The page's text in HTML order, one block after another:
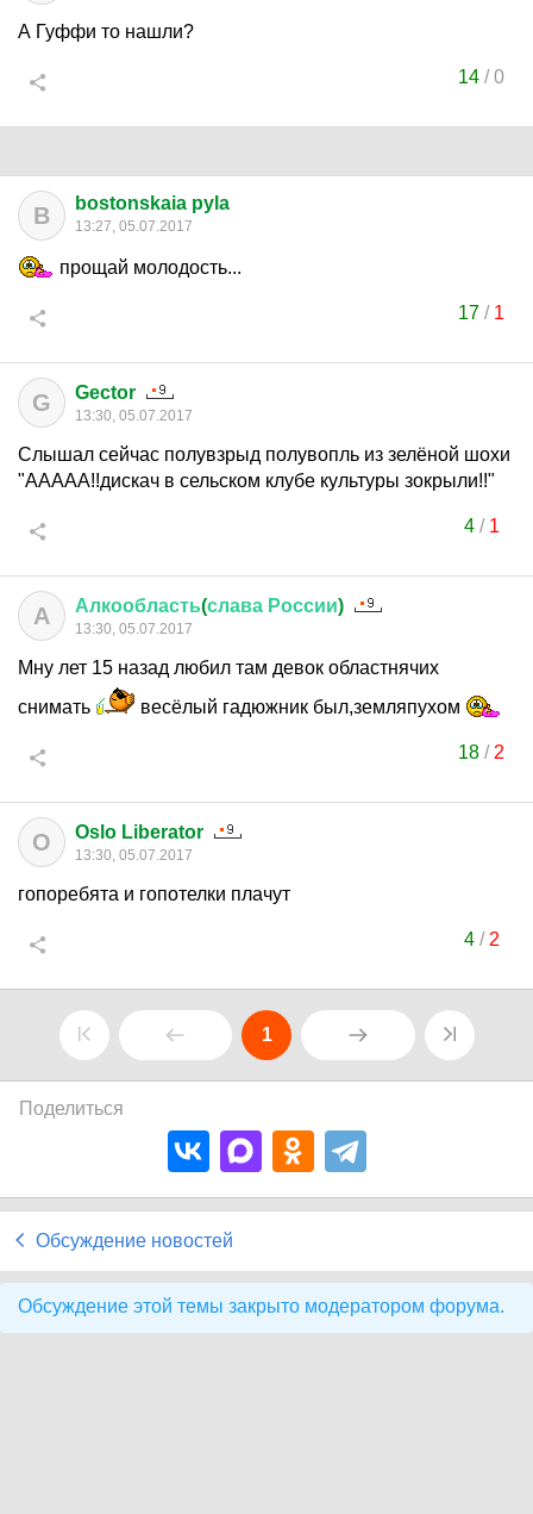
А Гуффи то нашли?
14 /0
B bostonskaia pyla
13:27, 05.07.2017
прощай молодость...
17 / 1
G Gector
13:30, 05.07.2017
Слышал сейчас полувзрыд полувопль из зелёной шохи
"ААААА!!дискач в сельском клубе культуры зокрыли!!"
4/ 1
А Алкообласть(слава России)
13:30, 05.07.2017
Мну лет 15 назад любил там девок областнячих
снимать
весёлый гадюжник был,земляпухом
18 / 2
O Oslo Liberator
13:30, 05.07.2017
гопоребята и гопотелки плачут
4/ 2
1
Поделиться
Обсуждение новостей
Обсуждение этой темы закрыто модератором форума.